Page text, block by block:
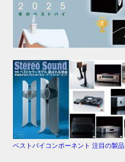
ベストバイコンポーネント 注目の製品